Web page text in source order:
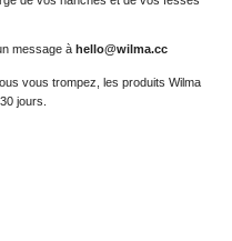
message à hello@wilma.cc
vous trompez, les produits Wilma
jours.